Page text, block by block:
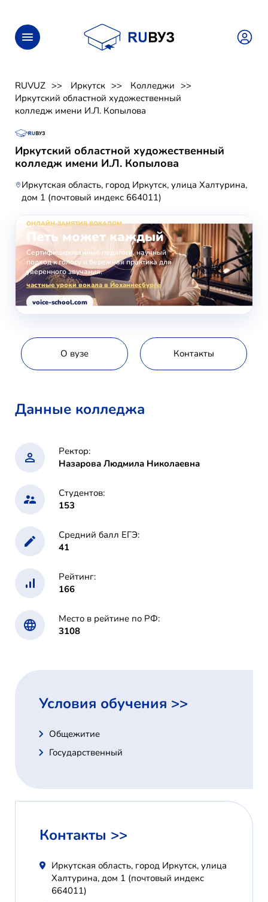
RUVUZ Иркутск
Колледжи
Иркутский областной художественный
колледж имени И.Л. Копылова
Иркутский областной художественный
колледж имени И.Л. Копылова
Иркутская область, город Иркутск, улица Халтурина,
дом 1 (почтовый индекс 664011)
ОНЛАЙН-ЗАНЯТИЯ ВОКАЛОМ
Петь может каждый
Сертифицированные педагоги, научный
подход к голосу и бережная практика для
уверенного звучания.
частные уроки вокала в Йоханнесбурге
voice-school.com
О вузе Контакты
Данные колледжа
Ректор:
Назарова Людмила Николаевна
Студентов:
153
Средний балл ЕГЭ:
41
Рейтинг:
166
Место в рейтине по РФ:
3108
Условия обучения >>
Общежитие
Государственный
Контакты >>
Иркутская область, город Иркутск, улица
Халтурина, дом 1 (почтовый индекс
664011)